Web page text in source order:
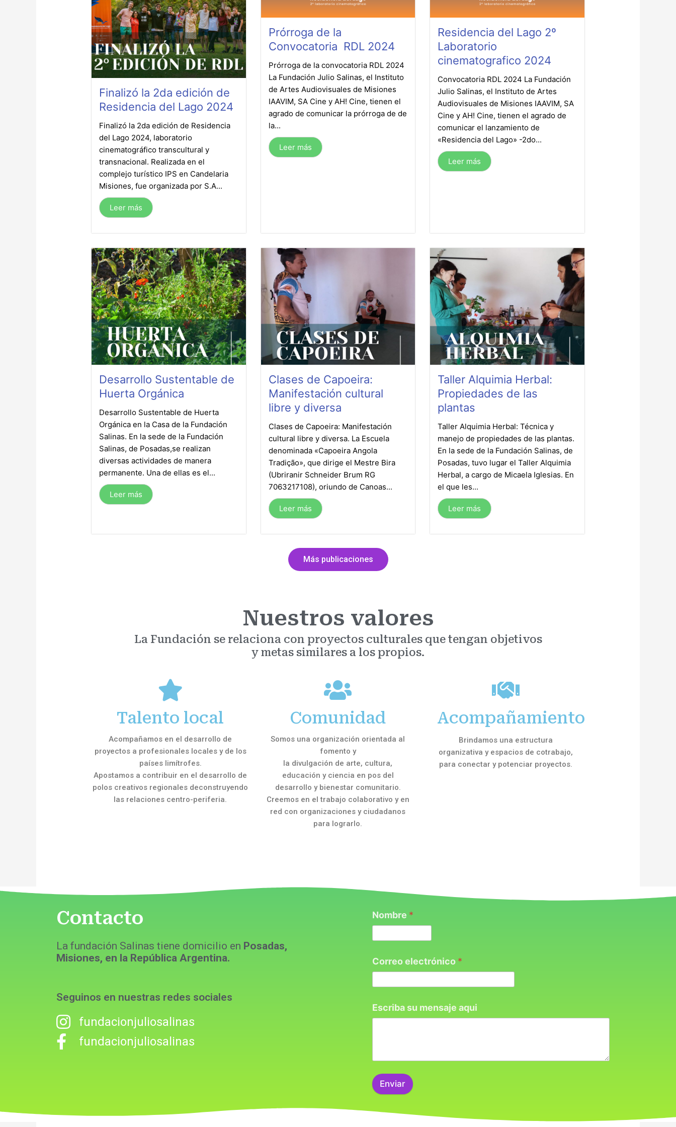
Finalizó la 2da edición de
Residencia del Lago 2024
Finalizó la 2da edición de Residencia
del Lago 2024, laboratorio
cinematográfico transcultural y
transnacional. Realizada en el
complejo turístico IPS en Candelaria
Misiones, fue organizada por S.A...
Leer más
Prórroga de la
Convocatoria RDL 2024
Prórroga de la convocatoria RDL 2024
La Fundación Julio Salinas, el Instituto
de Artes Audiovisuales de Misiones
IAAVIM, SA Cine y AH! Cine, tienen el
agrado de comunicar la prórroga de de
la...
Leer más
Residencia del Lago 2º
Laboratorio
cinematografico 2024
Convocatoria RDL 2024 La Fundación
Julio Salinas, el Instituto de Artes
Audiovisuales de Misiones IAAVIM, SA
Cine y AH! Cine, tienen el agrado de
comunicar el lanzamiento de
«Residencia del Lago» -2do...
Leer más
Desarrollo Sustentable de
Huerta Orgánica
Desarrollo Sustentable de Huerta
Orgánica en la Casa de la Fundación
Salinas. En la sede de la Fundación
Salinas, de Posadas,se realizan
diversas actividades de manera
permanente. Una de ellas es el...
Leer más
Clases de Capoeira:
Manifestación cultural
libre y diversa
Clases de Capoeira: Manifestación
cultural libre y diversa. La Escuela
denominada «Capoeira Angola
Tradição», que dirige el Mestre Bira
(Ubriranir Schneider Brum RG
7063217108), oriundo de Canoas...
Leer más
Taller Alquimia Herbal:
Propiedades de las
plantas
Taller Alquimia Herbal: Técnica y
manejo de propiedades de las plantas.
En la sede de la Fundación Salinas, de
Posadas, tuvo lugar el Taller Alquimia
Herbal, a cargo de Micaela Iglesias. En
el que les...
Leer más
Más publicaciones
Nuestros valores
La Fundación se relaciona con proyectos culturales que tengan objetivos
y metas similares a los propios.
Talento local
Acompañamos en el desarrollo de
proyectos a profesionales locales y de los
países limítrofes.
Apostamos a contribuir en el desarrollo de
polos creativos regionales deconstruyendo
las relaciones centro-periferia.
Comunidad
Somos una organización orientada al
fomento y
la divulgación de arte, cultura,
educación y ciencia en pos del
desarrollo y bienestar comunitario.
Creemos en el trabajo colaborativo y en
red con organizaciones y ciudadanos
para lograrlo.
Acompañamiento
Brindamos una estructura
organizativa y espacios de cotrabajo,
para conectar y potenciar proyectos.
Contacto
La fundación Salinas tiene domicilio en Posadas,
Misiones, en la República Argentina.
Seguinos en nuestras redes sociales
fundacionjuliosalinas
fundacionjuliosalinas
Nombre *
Correo electrónico *
Escriba su mensaje aqui
Enviar